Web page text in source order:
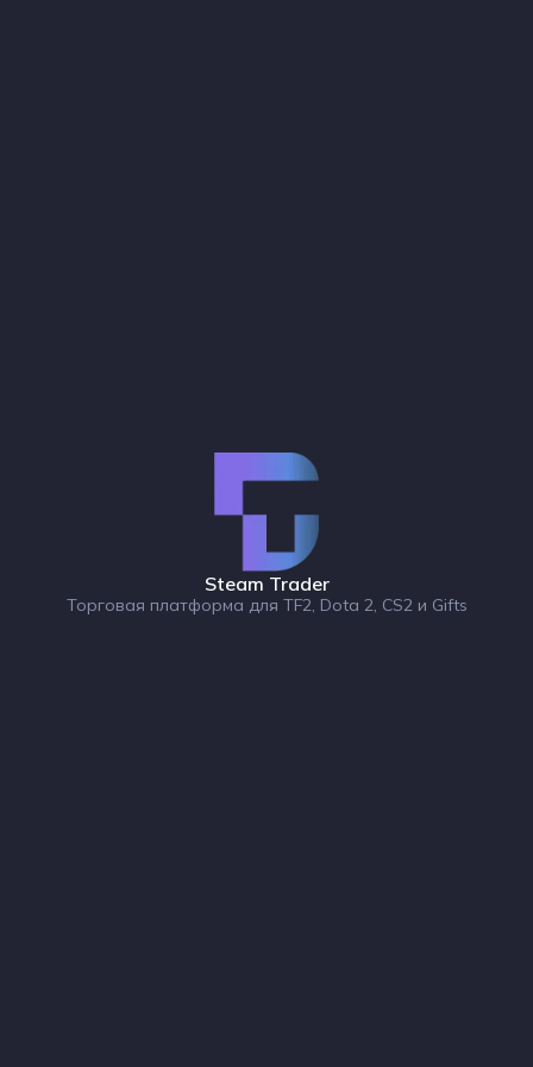
Steam Trader
Торговая платформа для TF2, Dota 2, CS2 и Gifts